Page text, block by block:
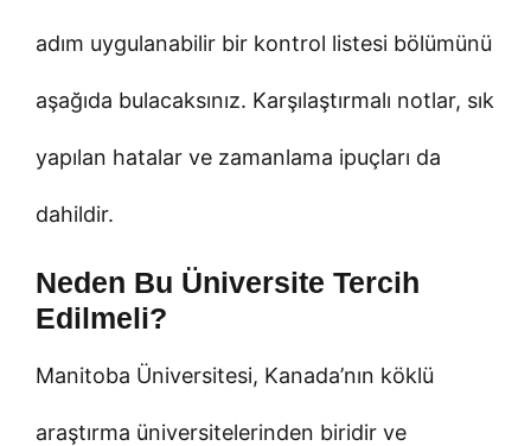
adım uygulanabilir bir kontrol listesi bölümünü
aşağıda bulacaksınız. Karşılaştırmalı notlar, sık
yapılan hatalar ve zamanlama ipuçları da
dahildir.
Neden Bu Üniversite Tercih
Edilmeli?
Manitoba Üniversitesi, Kanada’nın köklü
araştırma üniversitelerinden biridir ve